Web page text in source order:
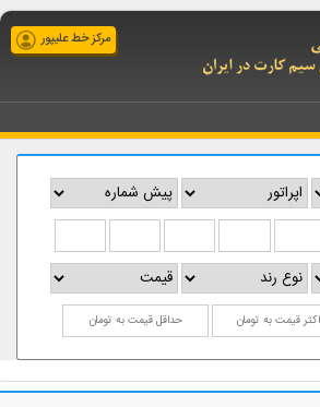
مرکز خط علیپور